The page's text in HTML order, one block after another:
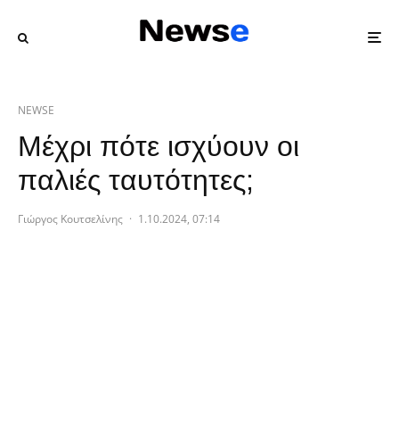
NEWSE
Μέχρι πότε ισχύουν οι
παλιές ταυτότητες;
Γιώργος Κουτσελίνης · 1.10.2024, 07:14